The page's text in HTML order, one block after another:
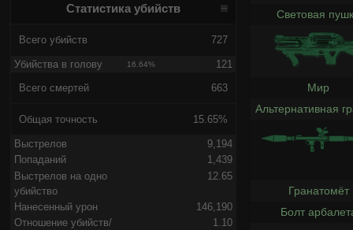
Статистика убийств
Всего убийств 727
Убийства в голову 16.64% 121
Всего смертей 663
Общая точность 15.65%
Выстрелов
9,194
Попаданий
1,439
Выстрелов на одно
убийство
12.65
Нанесенный урон
146,190
Отношение убийств/
1.10
Световая
Мир
Альтернативная
Гранатомёт
Болт